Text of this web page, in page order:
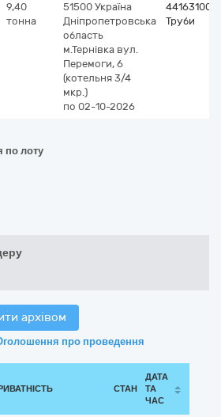
9,40
тонна
51500 Україна
Дніпропетровська
область
м.Тернівка вул.
Перемоги, 6
(котельня 3/4
мкр.)
по 02-10-2026
44163100-1
Труби
по лоту
архівом
про проведення
СТАН
ДАТА
ТА
ЧАС